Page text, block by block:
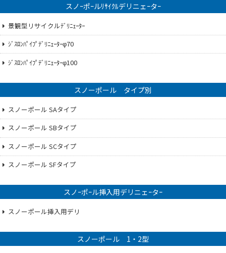
スノｰポｰルﾘｻｲｸﾙデリニェｰタｰ
景観型リサイクルﾃﾞﾘﾆｪｰﾀｰ
ｼﾞｽﾛﾝﾊﾟｲﾌﾟﾃﾞﾘﾆｪｰﾀｰφ70
ｼﾞｽﾛﾝﾊﾟｲﾌﾟﾃﾞﾘﾆｪｰﾀｰφ100
スノーポール タイプ別
スノーポール SAタイプ
スノーポール SBタイプ
スノーポール SCタイプ
スノーポール SFタイプ
スノｰポｰル挿入用デリニェｰタｰ
スノーポール挿入用デリ
スノーポール 1・2型